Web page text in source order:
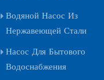
Водяной Насос Из
Нержавеющей Стали
Насос Для Бытового
Водоснабжения